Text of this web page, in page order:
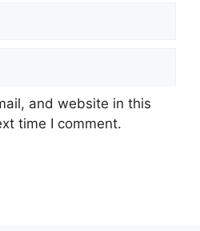
and website in this
time I comment.